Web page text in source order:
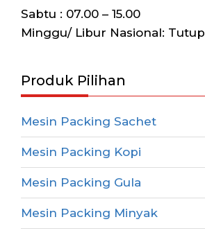
Sabtu : 07.00 – 15.00
Minggu/ Libur Nasional: Tutup
Produk Pilihan
Mesin Packing Sachet
Mesin Packing Kopi
Mesin Packing Gula
Mesin Packing Minyak